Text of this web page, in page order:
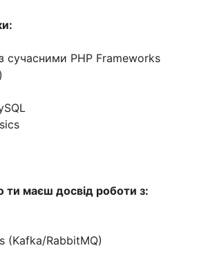
сучасними PHP Frameworks
ти маєш досвід роботи з:
(Kafka/RabbitMQ)